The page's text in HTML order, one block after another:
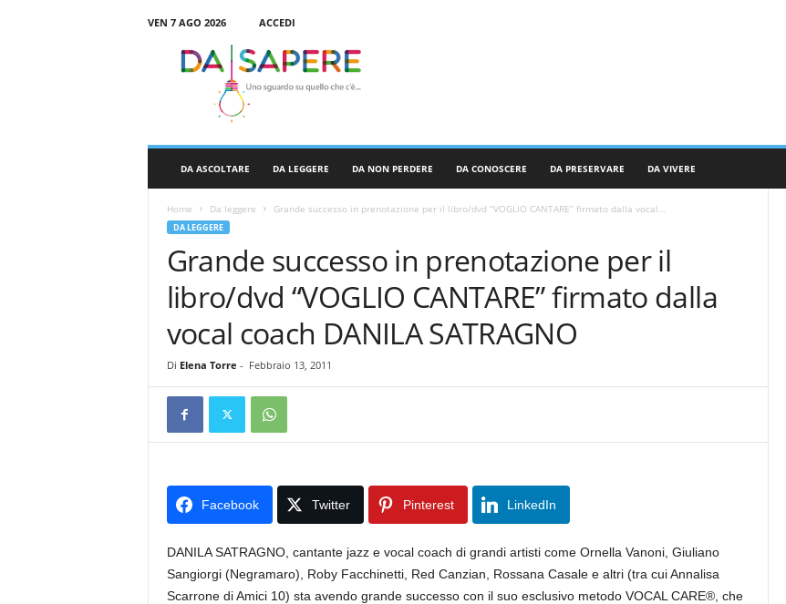
VEN 7 AGO 2026
ACCEDI
DA ASCOLTARE DA LEGGERE DA NON PERDERE DA CONOSCERE DA PRESERVARE DA VIVERE
Home Da leggere Grande successo in prenotazione per il libro/dvd “VOGLIO CANTARE” firmato dalla vocal...
DA LEGGERE
Grande successo in prenotazione per il
libro/dvd “VOGLIO CANTARE” firmato dalla
vocal coach DANILA SATRAGNO
Di Elena Torre - Febbraio 13, 2011
Facebook Twitter Pinterest LinkedIn
DANILA SATRAGNO, cantante jazz e vocal coach di grandi artisti come Ornella Vanoni, Giuliano
Sangiorgi (Negramaro), Roby Facchinetti, Red Canzian, Rossana Casale e altri (tra cui Annalisa
Scarrone di Amici 10) sta avendo grande successo con il suo esclusivo metodo VOCAL CARE®, che